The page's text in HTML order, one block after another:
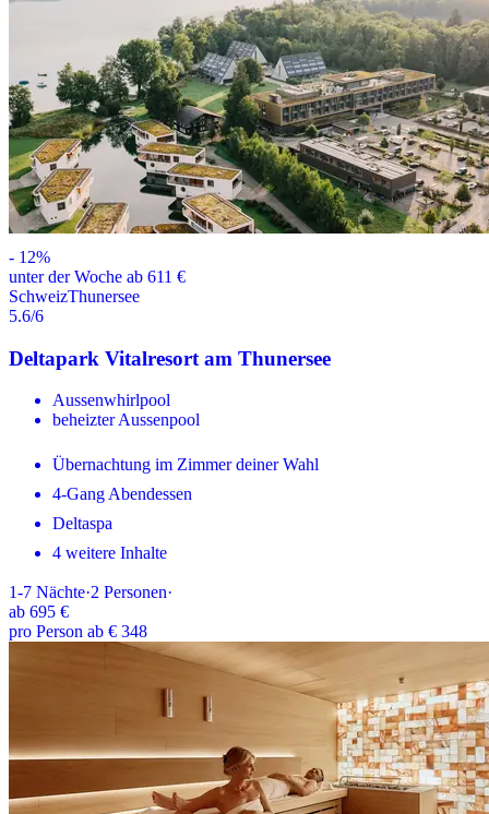
- 12%
unter der Woche ab 611 €
SchweizThunersee
5.6/6
Deltapark Vitalresort am Thunersee
Aussenwhirlpool
beheizter Aussenpool
Übernachtung im Zimmer deiner Wahl
4-Gang Abendessen
Deltaspa
4 weitere Inhalte
1-7 Nächte·2 Personen·
ab 695 €
pro Person ab € 348